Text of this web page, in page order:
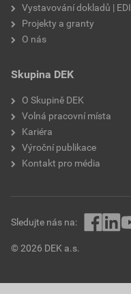
Vystavování dokladů | EDI
Projekty a granty
O nás
Skupina DEK
O Skupině DEK
Volná pracovní místa
Kariéra
Výroční publikace
Kontakt pro média
© 2026 DEK a.s.
Sledujte nás na: